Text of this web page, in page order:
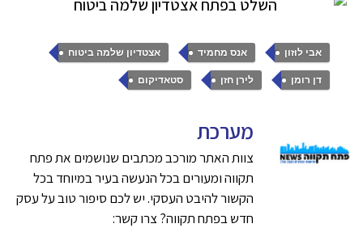
אבי לוזון , אנס מחמיד , אצטדיון שלמה ביטוח ,
דן רומן , לירן חזן , סטאדיקום
מערכת
צוות האתר מורכב מכתבים שנושמים את פתח
תקווה ומעורים בכל הנעשה בעיר במיוחד בכל
הקשור להיבט העסקי. יש לכם סיפור טוב על עסק
חדש בפתח תקווה? צרו קשר: